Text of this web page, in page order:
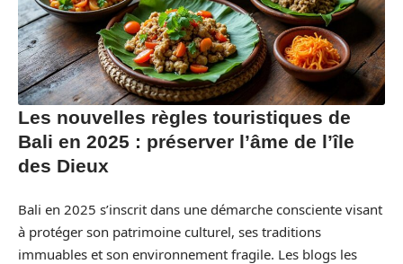
Les nouvelles règles touristiques de
Bali en 2025 : préserver l’âme de l’île
des Dieux
Bali en 2025 s’inscrit dans une démarche consciente visant
à protéger son patrimoine culturel, ses traditions
immuables et son environnement fragile. Les blogs les